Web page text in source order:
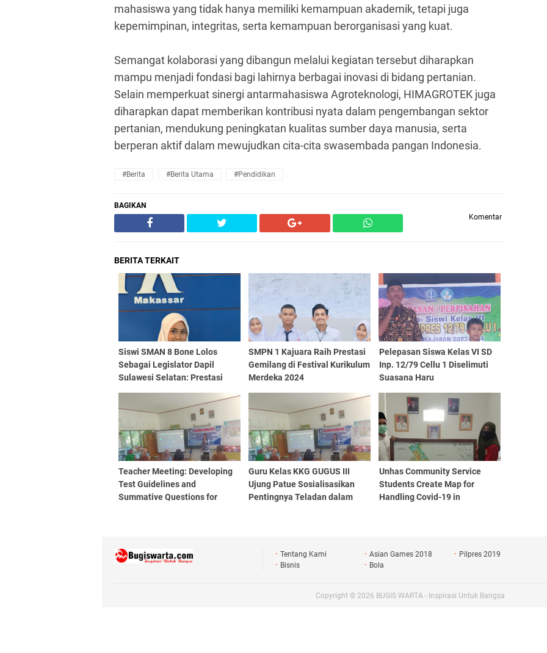
mahasiswa yang tidak hanya memiliki kemampuan akademik, tetapi juga
kepemimpinan, integritas, serta kemampuan berorganisasi yang kuat.
Semangat kolaborasi yang dibangun melalui kegiatan tersebut diharapkan
mampu menjadi fondasi bagi lahirnya berbagai inovasi di bidang pertanian.
Selain memperkuat sinergi antarmahasiswa Agroteknologi, HIMAGROTEK juga
diharapkan dapat memberikan kontribusi nyata dalam pengembangan sektor
pertanian, mendukung peningkatan kualitas sumber daya manusia, serta
berperan aktif dalam mewujudkan cita-cita swasembada pangan Indonesia.
#Berita #Berita Utama #Pendidikan
BAGIKAN
Komentar
BERITA TERKAIT
Siswi SMAN 8 Bone Lolos
Sebagai Legislator Dapil
Sulawesi Selatan: Prestasi
SMPN 1 Kajuara Raih Prestasi
Gemilang di Festival Kurikulum
Merdeka 2024
Pelepasan Siswa Kelas VI SD
Inp. 12/79 Cellu 1 Diselimuti
Suasana Haru
Teacher Meeting: Developing
Test Guidelines and
Summative Questions for
Guru Kelas KKG GUGUS III
Ujung Patue Sosialisasikan
Pentingnya Teladan dalam
Unhas Community Service
Students Create Map for
Handling Covid-19 in
Tentang Kami Asian Games 2018
Pilpres 2019
Bisnis
Bola
Copyright © 2026 BUGIS WARTA - Inspirasi Untuk Bangsa